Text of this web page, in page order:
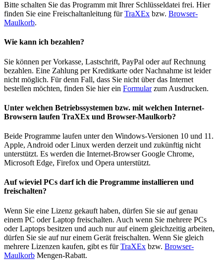
Bitte schalten Sie das Programm mit Ihrer Schlüsseldatei frei. Hier
finden Sie eine Freischaltanleitung fürTraXEx bzw. Browser-
Maulkorb.
Wie kann ich bezahlen?
Sie können per Vorkasse, Lastschrift, PayPal oder auf Rechnung
bezahlen. Eine Zahlung per Kreditkarte oder Nachnahme ist leider
nicht möglich. Für denn Fall, dass Sie nicht über das Internet
bestellen möchten, finden Sie hier ein Formularzum Ausdrucken.
Unter welchen Betriebssystemen bzw. mit welchen Internet-
Browsern laufen TraXEx und Browser-Maulkorb?
Beide Programme laufen unter den Windows-Versionen 10 und 11.
Apple, Android oder Linux werden derzeit und zukünftig nicht
unterstützt. Es werden die Internet-Browser Google Chrome,
Microsoft Edge, Firefox und Opera unterstützt.
Auf wieviel PCs darf ich die Programme installieren und
freischalten?
Wenn Sie eine Lizenz gekauft haben, dürfen Sie sie auf genau
einem PC oder Laptop freischalten. Auch wenn Sie mehrere PCs
oder Laptops besitzen und auch nur auf einem gleichzeitig arbeiten,
dürfen Sie sie auf nur einem Gerät freischalten. Wenn Sie gleich
mehrere Lizenzen kaufen, gibt es fürTraXEx bzw. Browser-
Maulkorb Mengen-Rabatt.